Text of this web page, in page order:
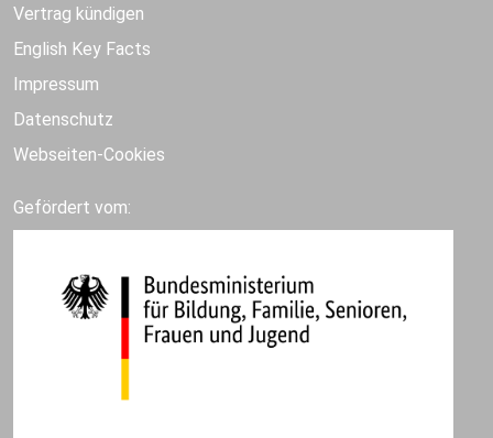
Vertrag kündigen
English Key Facts
Impressum
Datenschutz
Webseiten-Cookies
Gefördert vom: